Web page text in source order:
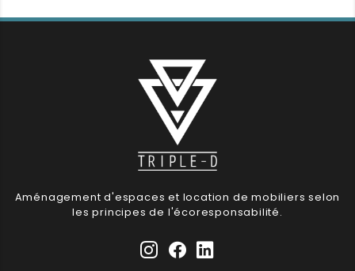
Aménagement d'espaces et location de mobiliers selon
les principes de l'écoresponsabilité.